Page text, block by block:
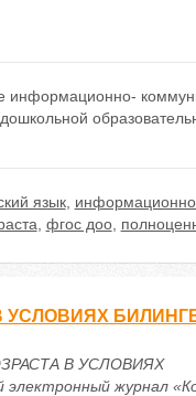
информационно-
язык,
фгос доо,
УСЛОВИЯХ
В УСЛОВИЯХ
журнал